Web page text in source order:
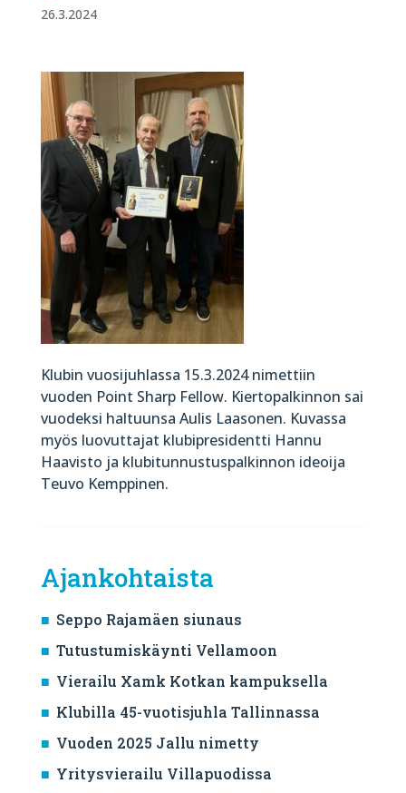
26.3.2024
Klubin vuosijuhlassa 15.3.2024 nimettiin
vuoden Point Sharp Fellow. Kiertopalkinnon sai
vuodeksi haltuunsa Aulis Laasonen. Kuvassa
myös luovuttajat klubipresidentti Hannu
Haavisto ja klubitunnustuspalkinnon ideoija
Teuvo Kemppinen.
Ajankohtaista
Seppo Rajamäen siunaus
Tutustumiskäynti Vellamoon
Vierailu Xamk Kotkan kampuksella
Klubilla 45-vuotisjuhla Tallinnassa
Vuoden 2025 Jallu nimetty
Yritysvierailu Villapuodissa